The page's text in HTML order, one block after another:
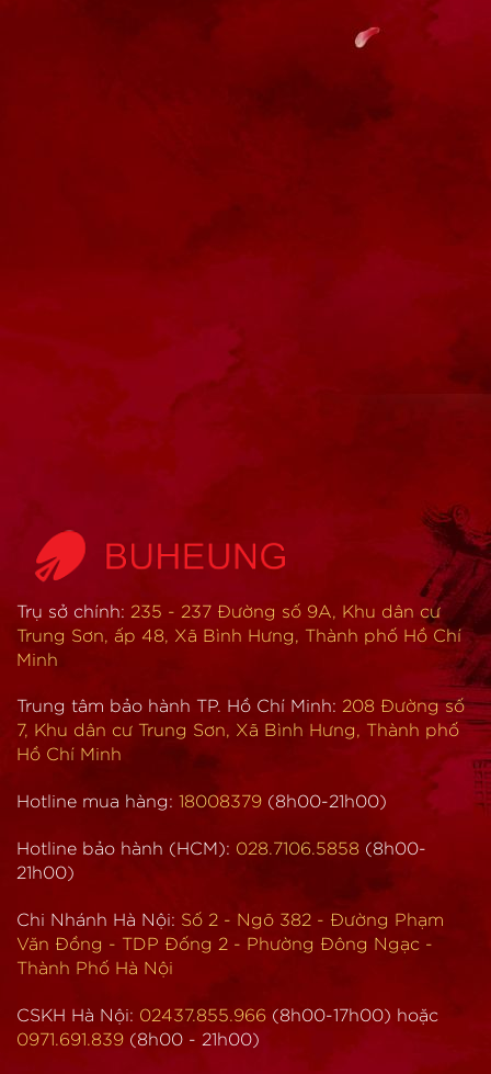
Trụ sở chính: 235 - 237 Đường số 9A, Khu dân cư
Trung Sơn, ấp 48, Xã Bình Hưng, Thành phố Hồ Chí
Minh
Trung tâm bảo hành TP. Hồ Chí Minh: 208 Đường số
7, Khu dân cư Trung Sơn, Xã Bình Hưng, Thành phố
Hồ Chí Minh
Hotline mua hàng: 18008379 (8h00-21h00)
Hotline bảo hành (HCM): 028.7106.5858 (8h00-
21h00)
Chi Nhánh Hà Nội: Số 2 - Ngõ 382 - Đường Phạm
Văn Đồng - TDP Đống 2 - Phường Đông Ngạc -
Thành Phố Hà Nội
CSKH Hà Nội: 02437.855.966 (8h00-17h00) hoặc
0971.691.839 (8h00 - 21h00)